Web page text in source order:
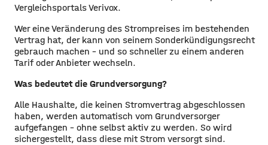
Vergleichsportals Verivox.
Wer eine Veränderung des Strompreises im bestehenden
Vertrag hat, der kann von seinem Sonderkündigungsrecht
gebrauch machen – und so schneller zu einem anderen
Tarif oder Anbieter wechseln.
Was bedeutet die Grundversorgung?
Alle Haushalte, die keinen Stromvertrag abgeschlossen
haben, werden automatisch vom Grundversorger
aufgefangen – ohne selbst aktiv zu werden. So wird
sichergestellt, dass diese mit Strom versorgt sind.